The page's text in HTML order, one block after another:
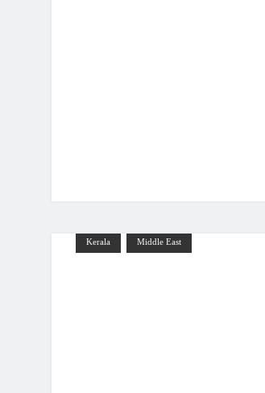
Kerala Middle East